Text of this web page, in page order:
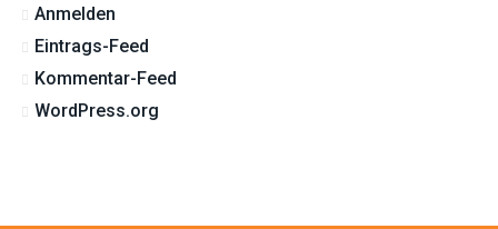
Anmelden
Eintrags-Feed
Kommentar-Feed
WordPress.org